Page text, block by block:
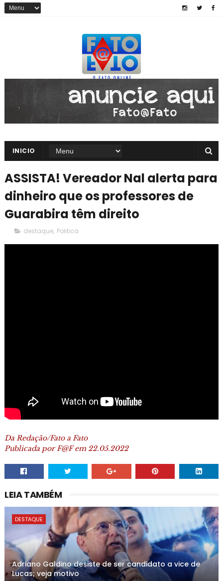
INICIO
ASSISTA! Vereador Nal alerta para
dinheiro que os professores de
Guarabira têm direito
destaque, Politica
Da Redação/Fato a Fato
Publicada por F@F em 22.05.2022
LEIA TAMBÉM
DESTAQUE
Adriano Galdino desiste de ser candidato a vice de
Lucas; veja motivo